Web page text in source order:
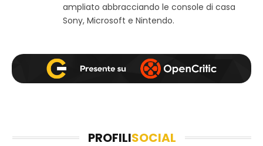
ampliato abbracciando le console di casa
Sony, Microsoft e Nintendo.
PROFILISOCIAL